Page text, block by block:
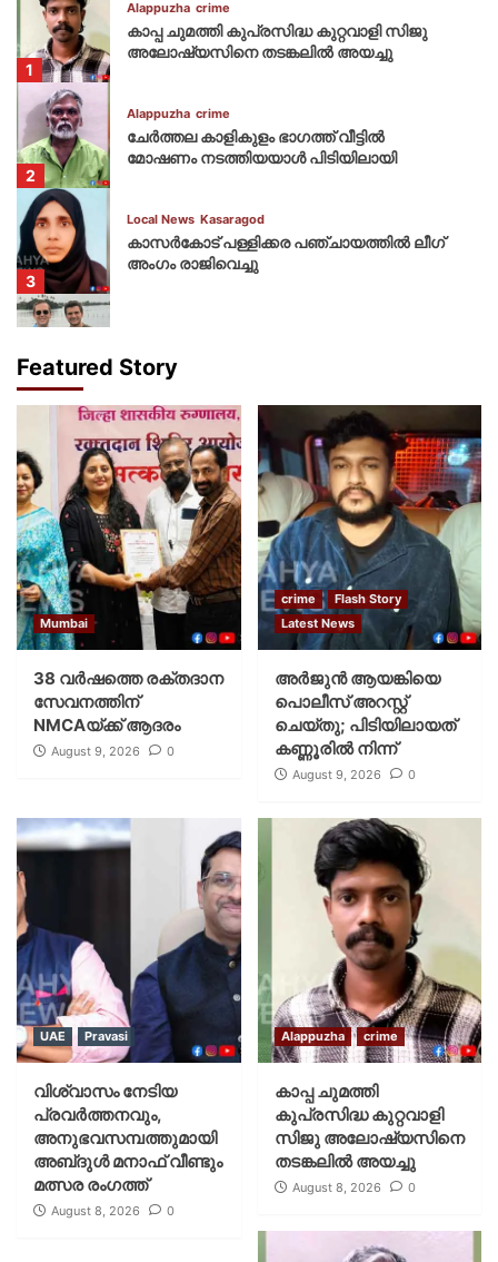
1
Alappuzha crime
കാപ്പ ചുമത്തി കുപ്രസിദ്ധ കുറ്റവാളി സിജു
അലോഷ്യസിനെ തടങ്കലിൽ അയച്ചു
2
Alappuzha crime
ചേർത്തല കാളികുളം ഭാഗത്ത് വീട്ടിൽ
മോഷണം നടത്തിയയാൾ പിടിയിലായി
3
Local News Kasaragod
കാസര്‍കോട് പള്ളിക്കര പഞ്ചായത്തില്‍ ലീഗ്
അംഗം രാജിവെച്ചു
4
ട്രംപിന്റെ മരുമകന്‍ കൊച്ചിയില്‍
5
Pathanamthitta Local News
പ്രിയദര്‍ശനിയുടെ അടിയേറ്റു കോന്നി
ആനക്കൂട്ടില്‍ പാപ്പാൻ മരിച്ചു
Featured Story
Mumbai
38 വർഷത്തെ രക്തദാന
സേവനത്തിന്
NMCAയ്ക്ക് ആദരം
August 9, 2026 0
crime
Flash Story
Latest News
അർജുൻ ആയങ്കിയെ
പൊലീസ് അറസ്റ്റ്
ചെയ്‌തു; പിടിയിലായത്
കണ്ണൂരിൽ നിന്ന്
August 9, 2026 0
UAE Pravasi
വിശ്വാസം നേടിയ
പ്രവർത്തനവും,
അനുഭവസമ്പത്തുമായി
അബ്‌ദുൾ മനാഫ് വീണ്ടും
മത്സര രംഗത്ത്
August 8, 2026 0
Alappuzha crime
കാപ്പ ചുമത്തി
കുപ്രസിദ്ധ കുറ്റവാളി
സിജു അലോഷ്യസിനെ
തടങ്കലിൽ അയച്ചു
August 8, 2026 0